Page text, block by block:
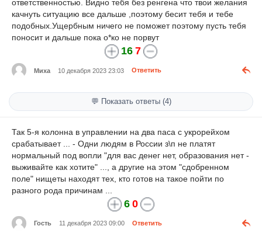
ответственностью. Видно тебя без ренгена что твои желания
качнуть ситуацию все дальше ,поэтому бесит тебя и тебе
подобных.Ущербным ничего не поможет поэтому пусть тебя
поносит и дальше пока о*ко не порвут
16 7
Миха 10 декабря 2023 23:03 Ответить
💬 Показать ответы (4)
Так 5-я колонна в управлении на два паса с укрорейхом
срабатывает ... - Одни людям в России з\п не платят
нормальный под вопли "для вас денег нет, образования нет -
выживайте как хотите" ..., а другие на этом "сдобренном
поле" нищеты находят тех, кто готов на такое пойти по
разного рода причинам ...
6 0
Гость 11 декабря 2023 09:00 Ответить